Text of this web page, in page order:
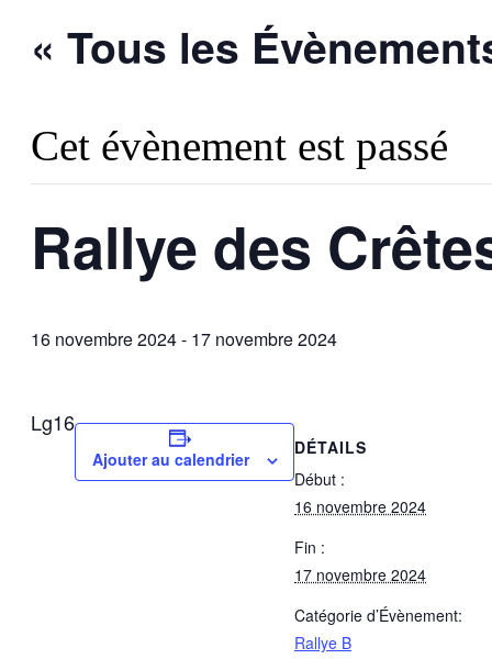
« Tous les
Cet évènement est passé
Rallye des
16 novembre 2024- 17 novembre 2024
Lg16
Ajouter au calendrier
DÉTAILS
Début :
16 novembre 2024
Fin :
17 novembre 2024
Catégorie d’Évènement:
Rallye B